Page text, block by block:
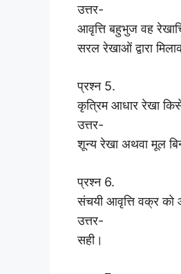
उत्तर-
आवृत्ति बहुभुज वह
सरल रेखाओं द्वारा
प्रश्न 5.
कृत्रिम आधार रेखा
उत्तर-
शून्य रेखा अथवा मूल
प्रश्न 6.
संचयी आवृत्ति वक्र को
उत्तर-
सही।